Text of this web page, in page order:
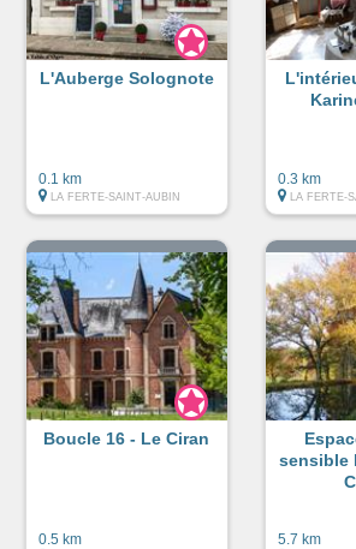
L'Auberge Solognote
0.1 km
LA FERTE-SAINT-AUBIN
0.3 km
LA FERTE-
Boucle 16 - Le Ciran
0.5 km
sensible
5.7 km